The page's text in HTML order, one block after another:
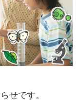
せです。